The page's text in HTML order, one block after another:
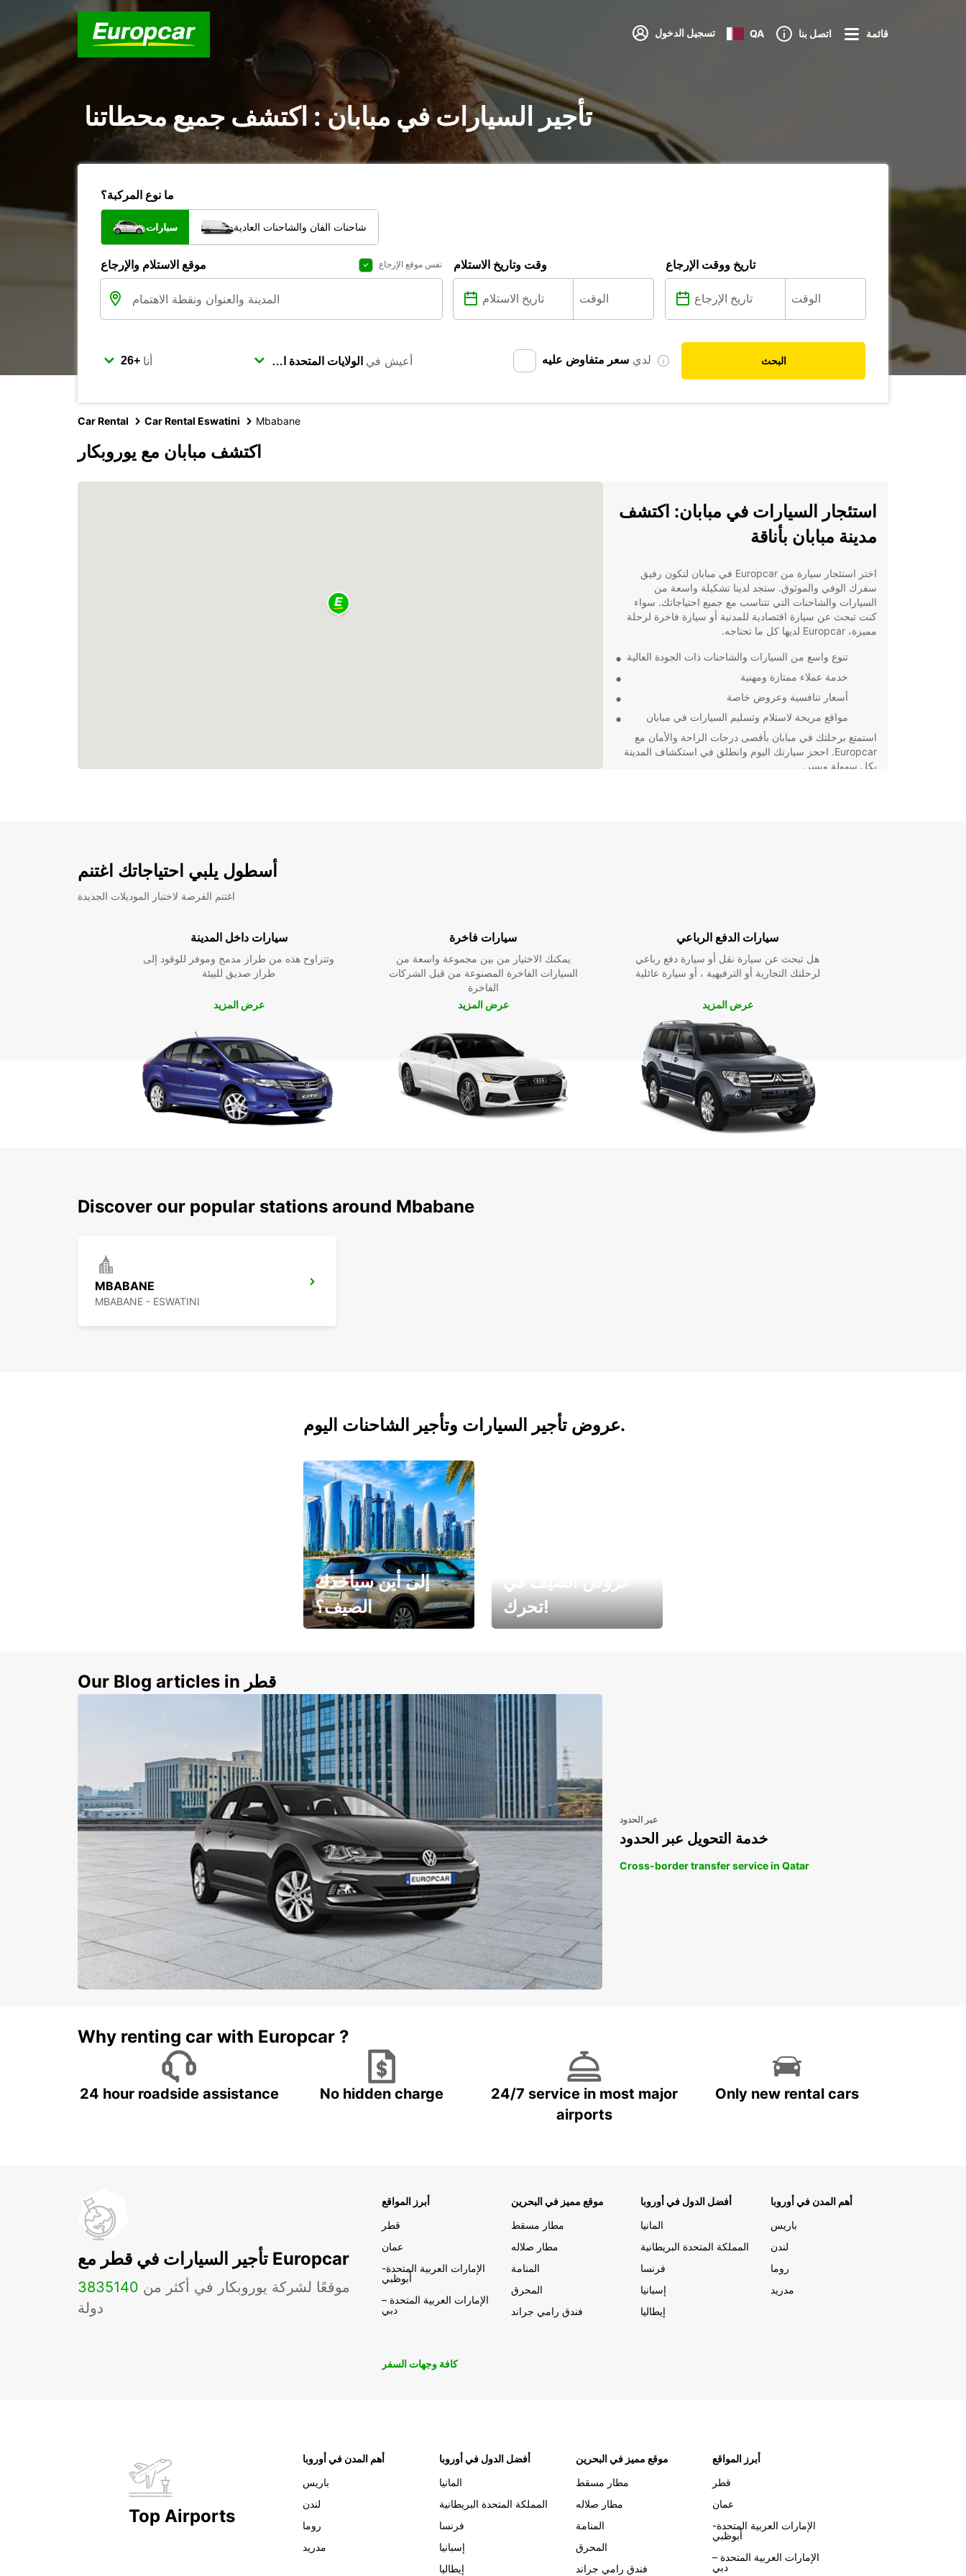
تسجيل الدخول QA اتصل بنا قائمة
تأجير السيارات في مبابان : اكتشف جميع محطاتنا
ما نوع المركبة؟
سيارات شاحنات الفان والشاحنات العادية
موقع الاستلام والإرجاع نفس موقع الإرجاع وقت وتاريخ الاستلام تاريخ ووقت الإرجاع
أنا أعيش في لدي سعر متفاوض عليه البحث
Car Rental Car Rental Eswatini Mbabane
اكتشف مبابان مع يوروبكار
استئجار السيارات في مبابان: اكتشف
مدينة مبابان بأناقة
اختر استئجار سيارة من Europcar في مبابان لتكون رفيق
سفرك الوفي والموثوق. ستجد لدينا تشكيلة واسعة من
السيارات والشاحنات التي تتناسب مع جميع احتياجاتك. سواء
كنت تبحث عن سيارة اقتصادية للمدنية أو سيارة فاخرة لرحلة
مميزة، Europcar لديها كل ما تحتاجه.
تنوع واسع من السيارات والشاحنات ذات الجودة العالية
خدمة عملاء ممتازة ومهنية
أسعار تنافسية وعروض خاصة
مواقع مريحة لاستلام وتسليم السيارات في مبابان
استمتع برحلتك في مبابان بأقصى درجات الراحة والأمان مع
Europcar. احجز سيارتك اليوم وانطلق في استكشاف المدينة
بكل سهولة ويسر.
أسطول يلبي احتياجاتك اغتنم
اغتنم الفرصة لاختبار الموديلات الجديدة
سيارات داخل المدينة
وتتراوح هذه من طراز مدمج وموفر للوقود إلى
طراز صديق للبيئة
عرض المزيد
سيارات فاخرة
يمكنك الاختيار من بين مجموعة واسعة من
السيارات الفاخرة المصنوعة من قبل الشركات
الفاخرة
عرض المزيد
سيارات الدفع الرباعي
هل تبحث عن سيارة نقل أو سيارة دفع رباعي
لرحلتك التجارية أو الترفيهية ، أو سيارة عائلية
عرض المزيد
Discover our popular stations around Mbabane
MBABANE
MBABANE - ESWATINI
عروض تأجير السيارات وتأجير الشاحنات اليوم.
إلى أين سيأخذك
الصيف؟
تحرك!
Our Blog articles in قطر
عبر الحدود
خدمة التحويل عبر الحدود
Cross-border transfer service in Qatar
Why renting car with Europcar ?
24 hour roadside assistance No hidden charge
24/7 service in most major
airports
Only new rental cars
تأجير السيارات في قطر مع Europcar
3835 موقعًا لشركة يوروبكار في أكثر من 140
دولة
أبرز المواقع
قطر
عمان
الإمارات العربية المتحدة-
أبوظبي
الإمارات العربية المتحدة –
دبي
موقع مميز في البحرين
مطار مسقط
مطار صلاله
المنامة
المحرق
فندق رامي جراند
أفضل الدول في أوروبا
المانيا
المملكة المتحدة البريطانية
فرنسا
إسبانيا
إيطاليا
أهم المدن في أوروبا
باريس
لندن
روما
مدريد
كافة وجهات السفر
Top Airports
أهم المدن في أوروبا
باريس
لندن
روما
مدريد
أفضل الدول في أوروبا
المانيا
المملكة المتحدة البريطانية
فرنسا
إسبانيا
إيطاليا
موقع مميز في البحرين
مطار مسقط
مطار صلاله
المنامة
المحرق
فندق رامي جراند
أبرز المواقع
قطر
عمان
الإمارات العربية المتحدة-
أبوظبي
الإمارات العربية المتحدة –
دبي